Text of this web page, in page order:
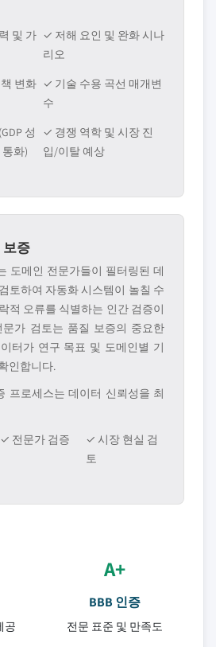
및 가 ✓ 저해 요인 및 완화 시나
리오
변화 ✓ 기술 수용 곡선 매개변
수
성
화)
✓ 경쟁 역학 및 시장 진
입/이탈 예상
보증
도메인 전문가들이 필터링된 데
토하여 자동화 시스템이 놀칠 수
적 오류를 식별하는 인간 검증이
문가 검토는 품질 보증의 중요한
터가 연구 목표 및 도메인별 기
인합니다.
프로세스는 데이터 신뢰성을 최
✓ 전문가 검증
✓ 시장 현실 검
토
공
A+
BBB 인증
전문 표준 및 만족도